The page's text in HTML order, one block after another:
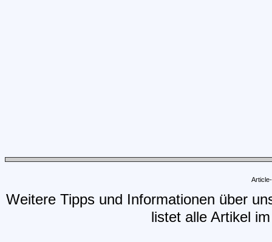
Weitere Tipps und Informationen über
listet alle Artikel